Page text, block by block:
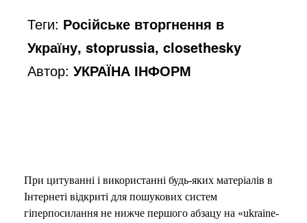
e
o
Теги: Російське вторгнення в
Україну, stoprussia, closethesky
Автор:УКРАЇНА ІНФОРМ
При цитуванні і використанні будь-яких матеріалів в
Інтернеті відкриті для пошукових систем
гіперпосилання не нижче першого абзацу на «ukraine-